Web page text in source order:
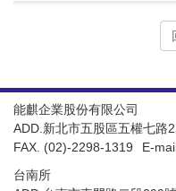
能麒企業股份有限公司
ADD.新北市五股區五權七路
FAX. (02)-2298-1319
E-
台南所